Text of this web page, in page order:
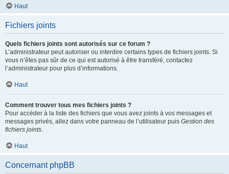
Haut
Fichiers joints
Quels fichiers joints sont autorisés sur ce forum ?
L’administrateur peut autoriser ou interdire certains types de fichiers joints. Si
vous n’êtes pas sûr de ce qui est autorisé à être transféré, contactez
l’administrateur pour plus d’informations.
Haut
Comment trouver tous mes fichiers joints ?
Pour accéder à la liste des fichiers que vous avez joints à vos messages et
messages privés, allez dans votre panneau de l’utilisateur puis Gestion des
fichiers joints.
Haut
Concernant phpBB